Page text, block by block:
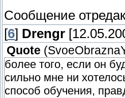
Сообщение
[6] Drengr
Quote (
более того, если он
сильно мне ни
способ обучения,